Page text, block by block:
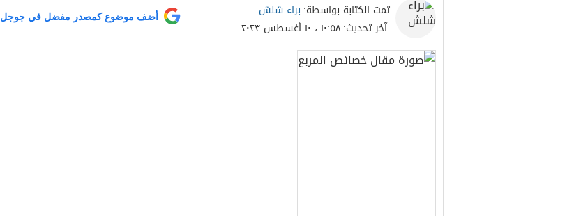
تمت الكتابة بواسطة: براء شلش
آخر تحديث:١٠:٥٨ ، ١٠ أغسطس ٢٠٢٣
أضف موضوع كمصدر مفضل في جوجل